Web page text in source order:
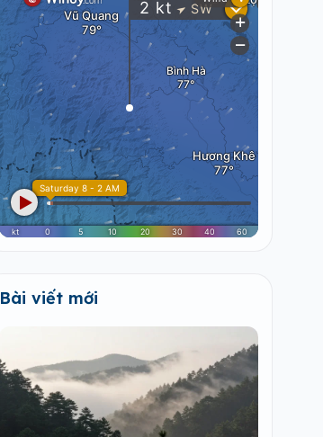
Bài viết mới